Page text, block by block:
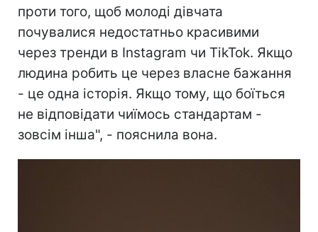
проти того, щоб молоді дівчата
почувалися недостатньо красивими
через тренди в Instagram чи TikTok. Якщо
людина робить це через власне бажання
- це одна історія. Якщо тому, що боїться
не відповідати чиїмось стандартам -
зовсім інша", - пояснила вона.